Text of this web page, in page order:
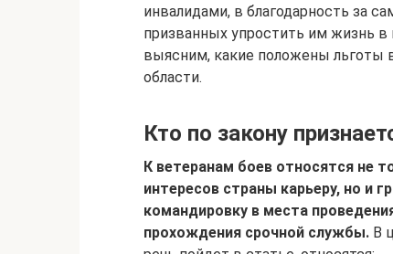
инвалидами, в благодарность за
призванных упростить им жизнь
выясним, какие положены льготы
области.
Кто по закону
К ветеранам боев относятся не
интересов страны карьеру, но и
командировку в места
прохождения срочной службы. В